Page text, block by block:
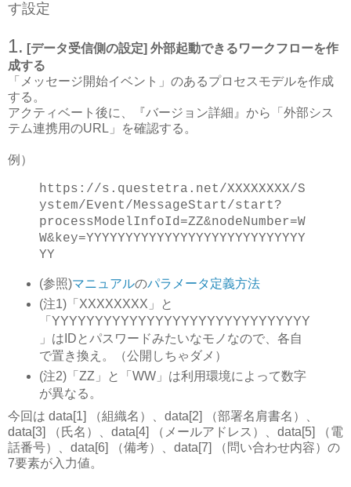
す設定
1. [データ受信側の設定] 外部起動できるワークフローを作
成する
「メッセージ開始イベント」のあるプロセスモデルを作成
する。
アクティベート後に、『バージョン詳細』から「外部シス
テム連携用のURL」を確認する。
例）
https://s.questetra.net/XXXXXXXX/S
ystem/Event/MessageStart/start?
processModelInfoId=ZZ&nodeNumber=W
W&key=YYYYYYYYYYYYYYYYYYYYYYYYYYYY
YY
(参照)マニュアルのパラメータ定義方法
(注1)「XXXXXXXX」と
「YYYYYYYYYYYYYYYYYYYYYYYYYYYYYY
」はIDとパスワードみたいなモノなので、各自
で置き換え。（公開しちゃダメ）
(注2)「ZZ」と「WW」は利用環境によって数字
が異なる。
今回は data[1] （組織名）、data[2] （部署名肩書名）、
data[3] （氏名）、data[4] （メールアドレス）、data[5] （電
話番号）、data[6] （備考）、data[7] （問い合わせ内容）の
7要素が入力値。